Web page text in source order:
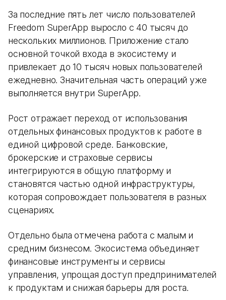
За последние пять лет число пользователей
Freedom SuperApp выросло с 40 тысяч до
нескольких миллионов. Приложение стало
основной точкой входа в экосистему и
привлекает до 10 тысяч новых пользователей
ежедневно. Значительная часть операций уже
выполняется внутри SuperApp.
Рост отражает переход от использования
отдельных финансовых продуктов к работе в
единой цифровой среде. Банковские,
брокерские и страховые сервисы
интегрируются в общую платформу и
становятся частью одной инфраструктуры,
которая сопровождает пользователя в разных
сценариях.
Отдельно была отмечена работа с малым и
средним бизнесом. Экосистема объединяет
финансовые инструменты и сервисы
управления, упрощая доступ предпринимателей
к продуктам и снижая барьеры для роста.